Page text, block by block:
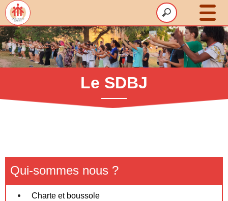
Le SDBJ
Animations
Volontariat
Contact
Le SDBJ
Qui-sommes nous ?
Charte et boussole